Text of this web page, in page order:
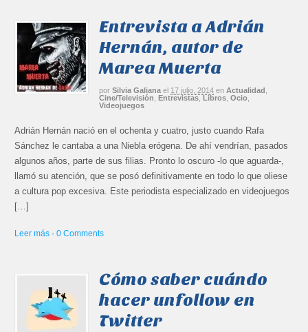
Entrevista a Adrián
Hernán, autor de
Marea Muerta
por Silvia Galiana el 17 julio, 2014 en Actualidad ,
Cine/Televisión, Entrevistas, Libros,Ocio,
Videojuegos
Adrián Hernán nació en el ochenta y cuatro, justo cuando Rafa
Sánchez le cantaba a una Niebla erógena. De ahí vendrían, pasados
algunos años, parte de sus filias. Pronto lo oscuro -lo que aguarda-,
llamó su atención, que se posó definitivamente en todo lo que oliese
a cultura pop excesiva. Este periodista especializado en videojuegos
[…]
Leer más ·0 Comments
Cómo saber cuándo
hacer unfollow en
Twitter